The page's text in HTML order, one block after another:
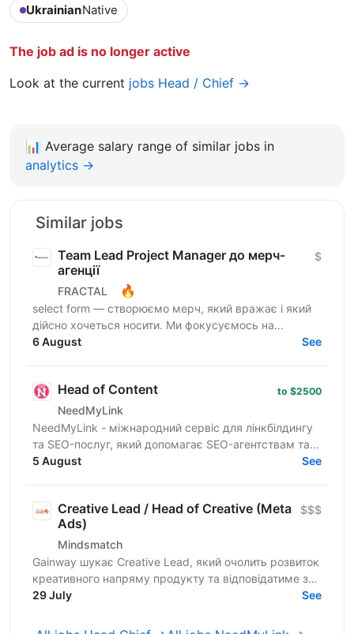
UkrainianNative
The job ad is no longer active
Look at the current jobs Head / Chief →
📊 Average salary range of similar jobs in
analytics →
Similar jobs
Team Lead Project Manager до мерч-
агенції
FRACTAL 🔥
$
select form — створюємо мерч, який вражає і який
дійсно хочеться носити. Ми фокусуємось на
креативному підході до дизайну брендування та
6 August See
Head of Content
NeedMyLink
to $2500
NeedMyLink - міжнародний сервіс для лінкбілдингу
та SEO-послуг, який допомагає SEO-агентствам та
in-house SEO-командам масштабувати органічний
5 August See
Creative Lead / Head of Creative (Meta
Ads)
Mindsmatch
$$$
Gainway шукає Creative Lead, який очолить розвиток
креативного напряму продукту та відповідатиме за
побудову ефективної системи створення
29 July See